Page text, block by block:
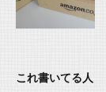
これ書いてる人